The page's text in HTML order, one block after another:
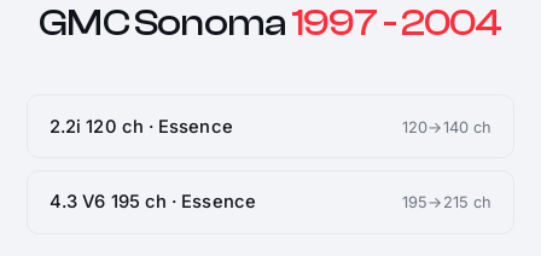
GMC Sonoma1997 - 2004
2.2i 120 ch · Essence 120→140 ch
4.3 V6 195 ch · Essence 195→215 ch